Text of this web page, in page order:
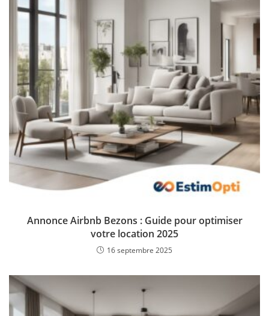
Annonce Airbnb Bezons : Guide pour optimiser
votre location 2025
16 septembre 2025